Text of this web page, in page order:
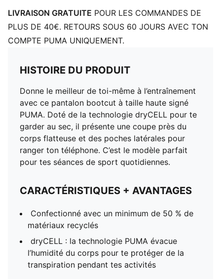
LIVRAISON GRATUITE POUR LES COMMANDES DE
PLUS DE 40€. RETOURS SOUS 60 JOURS AVEC TON
COMPTE PUMA UNIQUEMENT.
HISTOIRE DU PRODUIT
Donne le meilleur de toi-même à l’entraînement
avec ce pantalon bootcut à taille haute signé
PUMA. Doté de la technologie dryCELL pour te
garder au sec, il présente une coupe près du
corps flatteuse et des poches latérales pour
ranger ton téléphone. C’est le modèle parfait
pour tes séances de sport quotidiennes.
CARACTÉRISTIQUES + AVANTAGES
Confectionné avec un minimum de 50 % de
matériaux recyclés
dryCELL : la technologie PUMA évacue
l’humidité du corps pour te protéger de la
transpiration pendant tes activités